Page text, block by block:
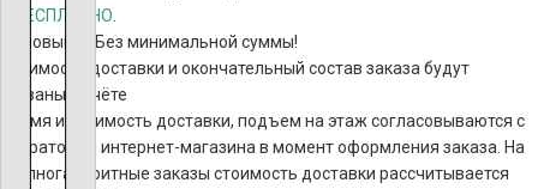
БЕСПЛАТНО
Самовывоз Без минимальной суммы!
Стоимость доставки и окончательный состав заказа будут
указаны в счёте
Время и стоимость доставки, подъем на этаж согласовываются с
оператором интернет-магазина в момент оформления заказа. На
крупногабаритные заказы стоимость доставки рассчитывается